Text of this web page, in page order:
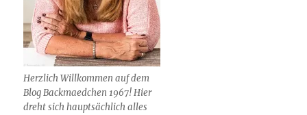
Herzlich Willkommen auf dem
Blog Backmaedchen 1967! Hier
dreht sich hauptsächlich alles